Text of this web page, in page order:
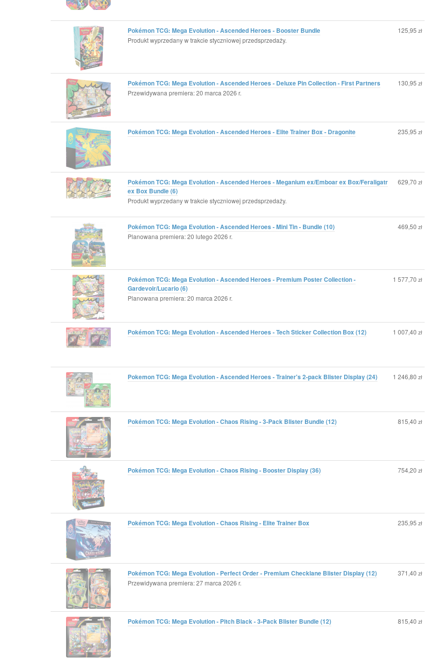
Pokémon TCG: Mega Evolution - Ascended Heroes - Booster Bundle
Produkt wyprzedany w trakcie styczniowej przedsprzedaży.
125,95 zł
Pokémon TCG: Mega Evolution - Ascended Heroes - Deluxe Pin Collection - First Partners
Przewidywana premiera: 20 marca 2026 r.
130,95 zł
Pokémon TCG: Mega Evolution - Ascended Heroes - Elite Trainer Box - Dragonite 235,95 zł
Pokémon TCG: Mega Evolution - Ascended Heroes - Meganium ex/Emboar ex Box/Feraligatr
ex Box Bundle (6)
Produkt wyprzedany w trakcie styczniowej przedsprzedaży.
629,70 zł
Pokémon TCG: Mega Evolution - Ascended Heroes - Mini Tin - Bundle (10)
Planowana premiera: 20 lutego 2026 r.
469,50 zł
Pokémon TCG: Mega Evolution - Ascended Heroes - Premium Poster Collection -
Gardevoir/Lucario (6)
Planowana premiera: 20 marca 2026 r.
1 577,70 zł
Pokémon TCG: Mega Evolution - Ascended Heroes - Tech Sticker Collection Box (12) 1 007,40 zł
Pokemon TCG: Mega Evolution - Ascended Heroes - Trainer's 2-pack Blister Display (24) 1 246,80 zł
Pokémon TCG: Mega Evolution - Chaos Rising - 3-Pack Blister Bundle (12) 815,40 zł
Pokémon TCG: Mega Evolution - Chaos Rising - Booster Display (36) 754,20 zł
Pokémon TCG: Mega Evolution - Chaos Rising - Elite Trainer Box 235,95 zł
Pokémon TCG: Mega Evolution - Perfect Order - Premium Checklane Blister Display (12)
Przewidywana premiera: 27 marca 2026 r.
371,40 zł
Pokémon TCG: Mega Evolution - Pitch Black - 3-Pack Blister Bundle (12) 815,40 zł